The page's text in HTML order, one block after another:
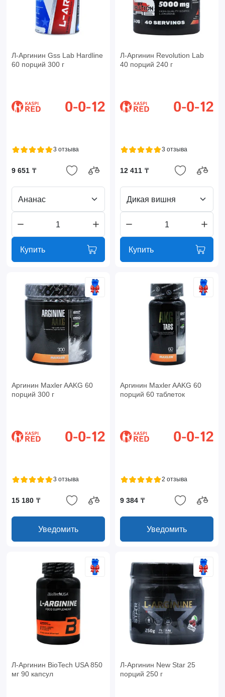
Л-Аргинин Gss Lab Hardline
60 порций 300 г
3 отзыва
9 651 ₸
Ананас
Купить
Л-Аргинин Revolution Lab
40 порций 240 г
3 отзыва
12 411 ₸
Дикая вишня
Купить
Аргинин Maxler AAKG 60
порций 300 г
3 отзыва
15 180 ₸
Уведомить
Аргинин Maxler AAKG 60
порций 60 таблеток
2 отзыва
9 384 ₸
Уведомить
Л-Аргинин BioTech USA 850
мг 90 капсул
Л-Аргинин New Star 25
порций 250 г